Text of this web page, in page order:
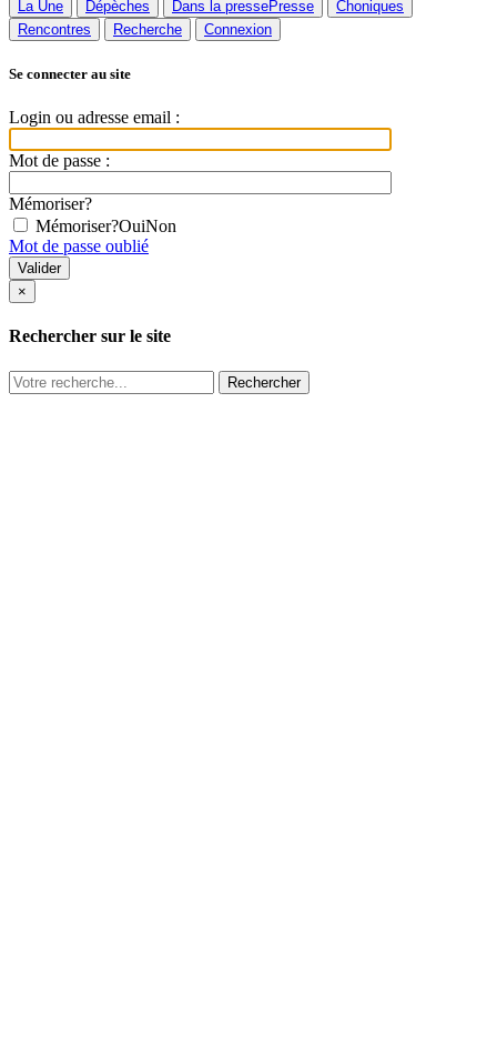
La Une Dépèches Dans la pressePresse
Choniques
Rencontres
Recherche Connexion
Se connecter au site
Login ou adresse email :
Mot de passe :
Mémoriser?
Mémoriser?OuiNon
Mot de passe oublié
×
Rechercher sur le site